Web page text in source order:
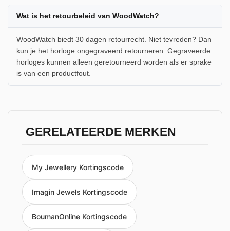
Wat is het retourbeleid van WoodWatch?
WoodWatch biedt 30 dagen retourrecht. Niet tevreden? Dan
kun je het horloge ongegraveerd retourneren. Gegraveerde
horloges kunnen alleen geretourneerd worden als er sprake
is van een productfout.
GERELATEERDE MERKEN
My Jewellery Kortingscode
Imagin Jewels Kortingscode
BoumanOnline Kortingscode